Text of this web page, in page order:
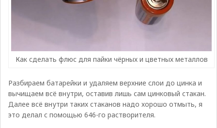
Как сделать флюс для пайки чёрных и цветных металлов
Разбираем батарейки и удаляем верхние слои до цинка и
вычищаем всё внутри, оставив лишь сам цинковый стакан.
Далее всё внутри таких стаканов надо хорошо отмыть, я
это делал с помощью 646-го растворителя.